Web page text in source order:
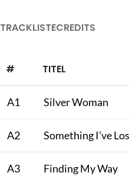
TRACKLISTECREDITS
# TITEL
A1 Silver Woman
A2 Something I’ve
A3 Finding My Way